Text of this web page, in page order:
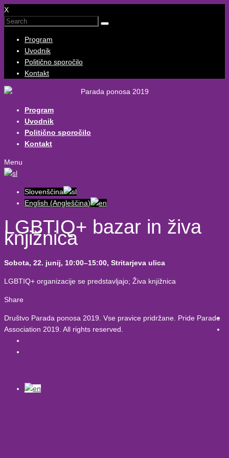
X
Program
Uvodnik
Politično sporočilo
Kontakt
Parada ponosa 2019
Program
Uvodnik
Politično sporočilo
Kontakt
Menu
Slovenščina
English (Angleščina)
LGBTIQ+ bazar in živa
knjižnica
Sobota, 22. junij, 10:00–15:00, Stritarjeva ulica
LGBTIQ+ organizacije se predstavljajo; Živa knjižnica
Share
Društvo Parada ponosa 2019. Vse pravice pridržane. Pride Parade
Association 2019. All rights reserved.